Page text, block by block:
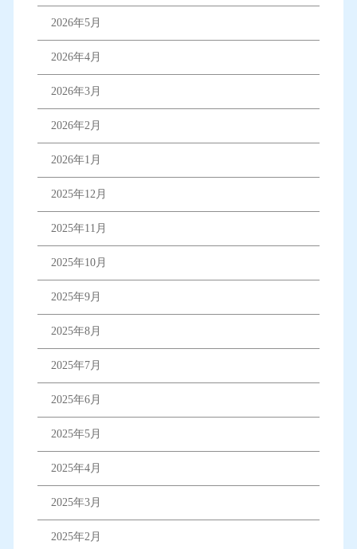
2026年5月
2026年4月
2026年3月
2026年2月
2026年1月
2025年12月
2025年11月
2025年10月
2025年9月
2025年8月
2025年7月
2025年6月
2025年5月
2025年4月
2025年3月
2025年2月